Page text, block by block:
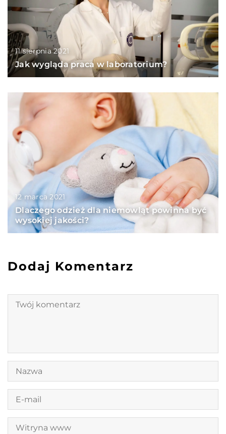
11 sierpnia 2021
Jak wygląda praca w laboratorium?
12 marca 2021
Dlaczego odzież dla niemowląt powinna być
wysokiej jakości?
Dodaj Komentarz